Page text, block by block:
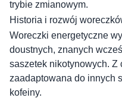
trybie zmianowym.
Historia i rozwój
Woreczki energetyczne
doustnych, znanych
saszetek nikotynowych. Z
zaadaptowana do innych
kofeiny.